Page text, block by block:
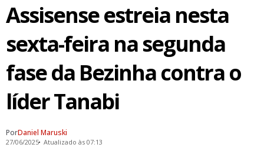
Assisense estreia nesta
sexta-feira na segunda
fase da Bezinha contra o
líder Tanabi
PorDaniel Maruski
27/06/2025 Atualizado às 07:13